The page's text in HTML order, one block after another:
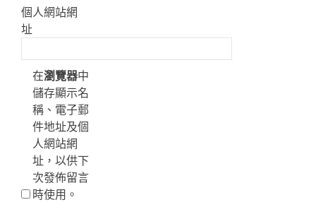
個人網站網
址
在瀏覽器中
儲存顯示名
稱、電子郵
件地址及個
人網站網
址，以供下
次發佈留言
時使用。